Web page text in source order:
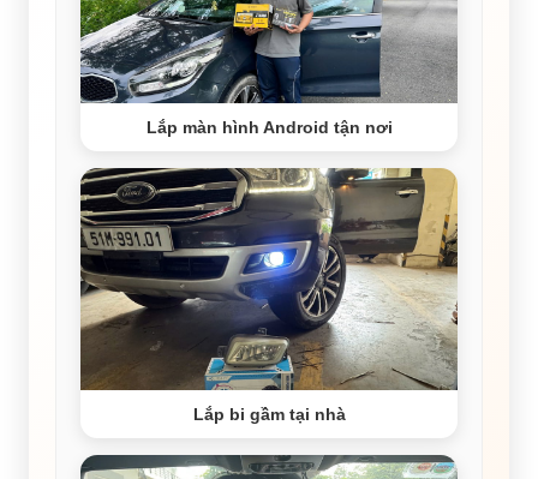
Lắp màn hình Android tận nơi
Lắp bi gầm tại nhà